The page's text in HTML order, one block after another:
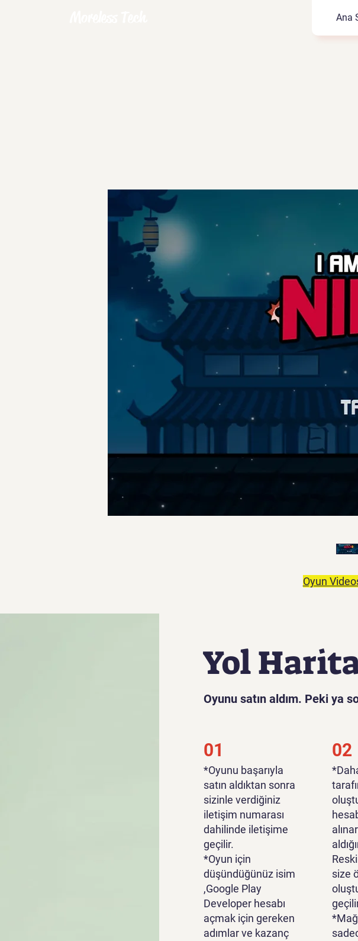
Ana
Oyun
Yol
Oyunu satın aldım. Peki ya
01
*Oyunu başarıyla
satın aldıktan sonra
sizinle verdiğiniz
iletişim numarası
dahilinde iletişime
geçilir.
*Oyun için
düşündüğünüz isim
,Google Play
Developer hesabı
açmak için gereken
adımlar ve kazanç
02
size